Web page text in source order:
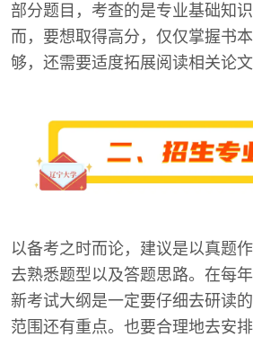
部分题目，考查的是专业基础知
而，要想取得高分，仅仅掌握书
够，还需要适度拓展阅读相关论文
以备考之时而论，建议是以真题
去熟悉题型以及答题思路。在每
新考试大纲是一定要仔细去研读
范围还有重点。也要合理地去安